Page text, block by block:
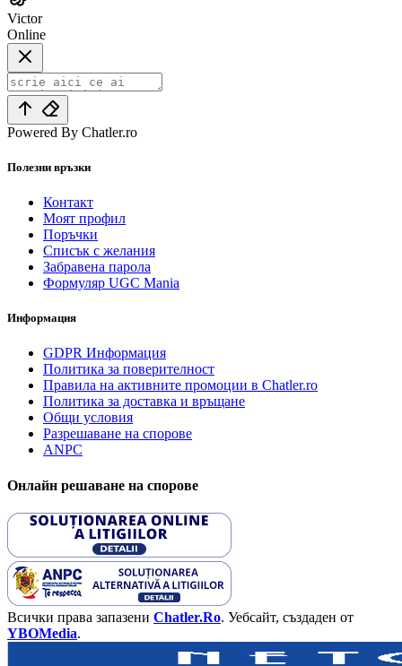
Victor
Online
Powered By Chatler.ro
Полезни връзки
Контакт
Моят профил
Поръчки
Списък с желания
Забравена парола
Формуляр UGC Mania
Информация
GDPR Информация
Политика за поверителност
Правила на активните промоции в Chatler.ro
Политика за доставка и връщане
Общи условия
Разрешаване на спорове
ANPC
Онлайн решаване на спорове
Всички права запазени Chatler.Ro. Уебсайт, създаден от
YBOMedia.